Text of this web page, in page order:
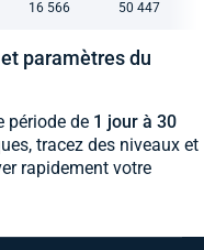
16 566 50 447
paramètres du
période de 1 jour à 30
tracez des niveaux et
rapidement votre